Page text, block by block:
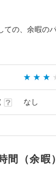
ての、余暇の
なし
間（余暇